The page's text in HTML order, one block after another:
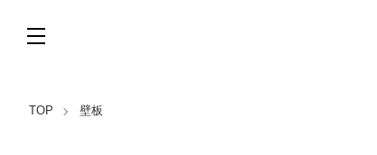
TOP 壁板